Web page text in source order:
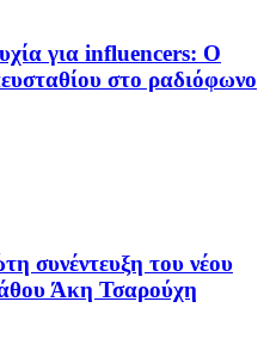
για influencers: Ο
στο ραδιόφωνο
του νέου
Άκη Τσαρούχη